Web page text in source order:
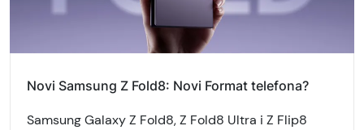
Novi Samsung Z Fold8: Novi Format telefona?
Samsung Galaxy Z Fold8, Z Fold8 Ultra i Z Flip8